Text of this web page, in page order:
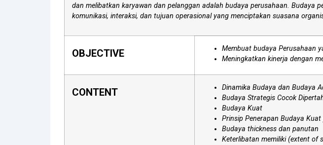
dan melibatkan karyawan dan pelanggan adalah budaya perusahaan. Budaya
komunikasi, interaksi, dan tujuan operasional yang menciptakan suasana
OBJECTIVE
Membuat budaya Perusahaan
Meningkatkan kinerja dengan
CONTENT
Dinamika Budaya dan Budaya
Budaya Strategis Cocok
Budaya Kuat
Prinsip Penerapan Budaya
Budaya thickness dan panutan
Keterlibatan memiliki (extent of